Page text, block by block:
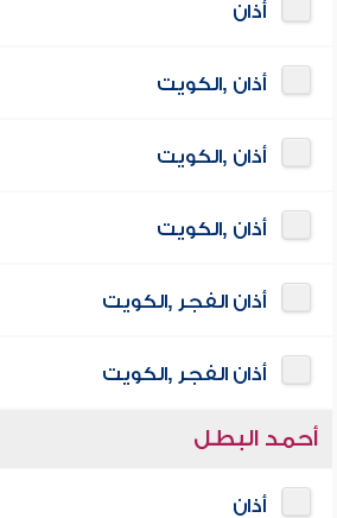
أذان
أذان ,الكويت
أذان ,الكويت
أذان ,الكويت
أذان الفجر ,الكويت
أذان الفجر ,الكويت
أحمد البطل
أذان